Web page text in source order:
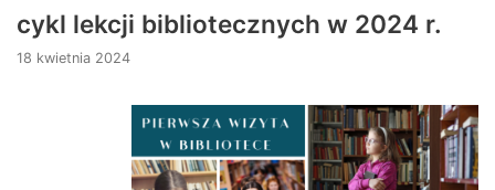
cykl lekcji bibliotecznych w 2024 r.
18 kwietnia 2024